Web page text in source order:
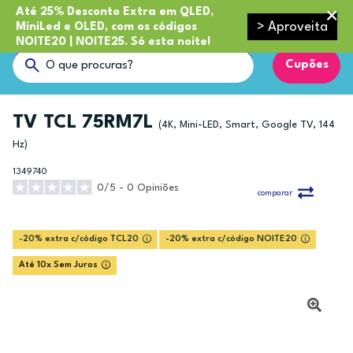
Até 25% Desconto Extra em QLED,
MiniLed e OLED, com os códigos
NOITE20 | NOITE25. Só esta noite!
> Aproveita
Cupões
TV TCL 75RM7L
(4K, Mini-LED, Smart, Google TV, 144
Hz)
1349740
0/5 - 0 Opiniões
comparar
-20% extra c/código TCL20 -20% extra c/código NOITE20
Até 10x Sem Juros